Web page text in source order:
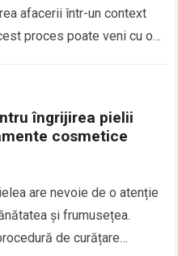
afacerii într-un context
proces poate veni cu o
îngrijirea pielii
cosmetice
are nevoie de o atenție
și frumusețea.
de curățare